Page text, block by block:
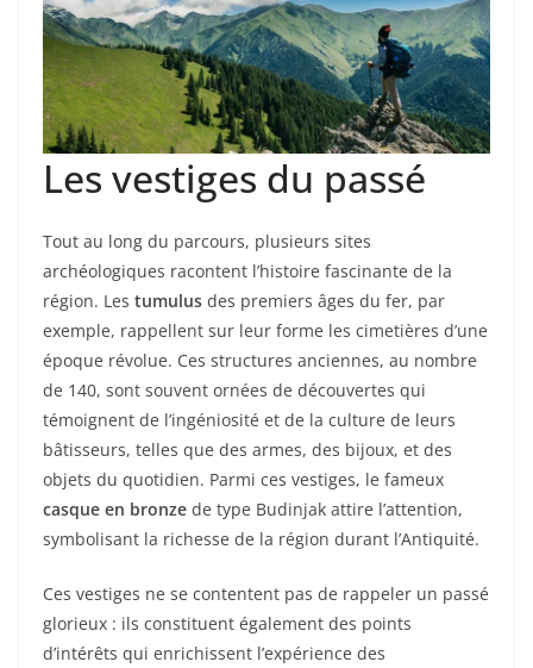
Les vestiges du passé
Tout au long du parcours, plusieurs sites
archéologiques racontent l’histoire fascinante de la
région. Les tumulus des premiers âges du fer, par
exemple, rappellent sur leur forme les cimetières d’une
époque révolue. Ces structures anciennes, au nombre
de 140, sont souvent ornées de découvertes qui
témoignent de l’ingéniosité et de la culture de leurs
bâtisseurs, telles que des armes, des bijoux, et des
objets du quotidien. Parmi ces vestiges, le fameux
casque en bronze de type Budinjak attire l’attention,
symbolisant la richesse de la région durant l’Antiquité.
Ces vestiges ne se contentent pas de rappeler un passé
glorieux : ils constituent également des points
d’intérêts qui enrichissent l’expérience des